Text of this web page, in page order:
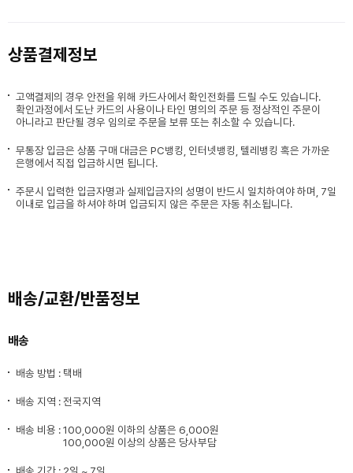
상품결제정보
고액결제의 경우 안전을 위해 카드사에서 확인전화를 드릴 수도 있습니다.
확인과정에서 도난 카드의 사용이나 타인 명의의 주문 등 정상적인 주문이
아니라고 판단될 경우 임의로 주문을 보류 또는 취소할 수 있습니다.
무통장 입금은 상품 구매 대금은 PC뱅킹, 인터넷뱅킹, 텔레뱅킹 혹은 가까운
은행에서 직접 입금하시면 됩니다.
주문시 입력한 입금자명과 실제입금자의 성명이 반드시 일치하여야 하며, 7일
이내로 입금을 하셔야 하며 입금되지 않은 주문은 자동 취소됩니다.
배송/교환/반품정보
배송
배송 방법 : 택배
배송 지역 : 전국지역
배송 비용 :100,000원 이하의 상품은 6,000원
100,000원 이상의 상품은 당사부담